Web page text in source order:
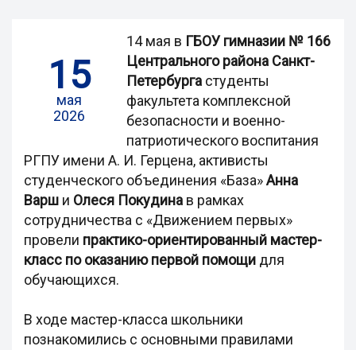
15
мая
2026
14 мая в ГБОУ гимназии № 166
Центрального района Санкт-
Петербурга студенты
факультета комплексной
безопасности и военно-
патриотического воспитания
РГПУ имени А. И. Герцена, активисты
студенческого объединения «База»Анна
Варш и Олеся Покудина в рамках
сотрудничества с «Движением первых»
провели практико-ориентированный мастер-
класс по оказанию первой помощи для
обучающихся.
В ходе мастер-класса школьники
познакомились с основными правилами